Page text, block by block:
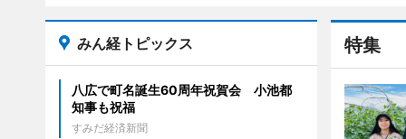
特集
みん経トピックス
八広で町名誕生60周年祝賀会 小池都
知事も祝福
すみだ経済新聞